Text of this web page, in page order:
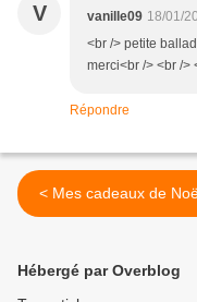
V vanille09 18/01/
<br /> petite
merci<br /> <br />
Répondre
< Mes cadeaux de
Hébergé par Overblog